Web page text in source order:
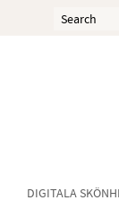
DIGITALA